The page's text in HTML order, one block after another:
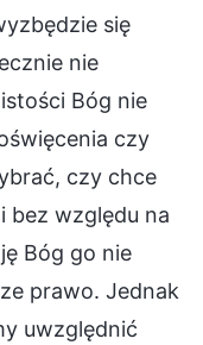
się
nie
Bóg nie
czy
czy chce
bez względu na
Bóg go nie
prawo. Jednak
uwzględnić